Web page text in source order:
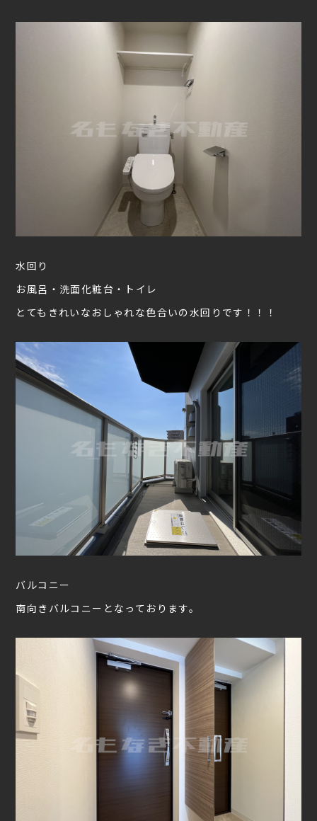
水回り
お風呂・洗面化粧台・トイレ
とてもきれいなおしゃれな色合いの水回りです！！！
バルコニー
南向きバルコニーとなっております。